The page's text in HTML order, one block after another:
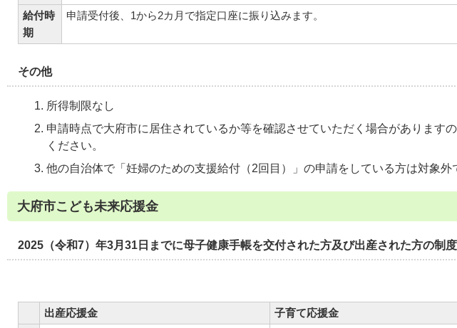
給付時
期
申請受付後、1から2カ月で指定口座に振り込みます。
その他
所得制限なし
申請時点で大府市に居住されているか等を確認させていただく場合があります
ください。
他の自治体で「妊婦のための支援給付（2回目）」の申請をしている方は対象外
大府市こども未来応援金
2025（令和7）年3月31日までに母子健康手帳を交付された方及び出産された方の制度
出産応援金
子育て応援金